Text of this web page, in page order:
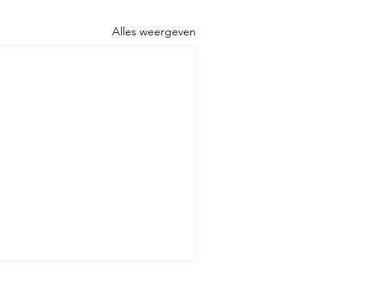
Alles weergeven